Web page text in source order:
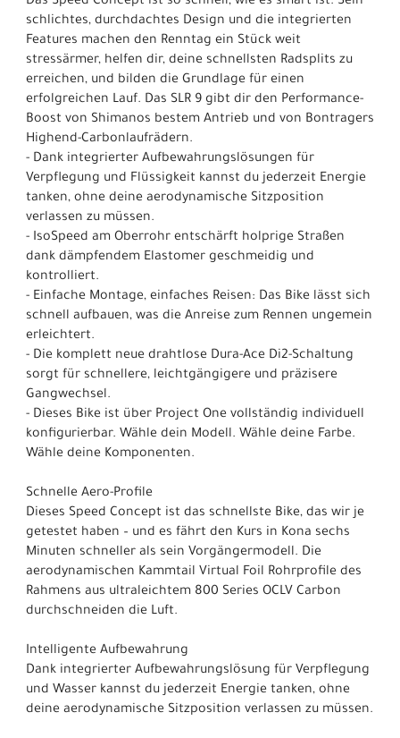
schlichtes, durchdachtes Design und die integrierten
Features machen den Renntag ein Stück weit
stressärmer, helfen dir, deine schnellsten Radsplits zu
erreichen, und bilden die Grundlage für einen
erfolgreichen Lauf. Das SLR 9 gibt dir den Performance-
Boost von Shimanos bestem Antrieb und von Bontragers
Highend-Carbonlaufrädern.
- Dank integrierter Aufbewahrungslösungen für
Verpflegung und Flüssigkeit kannst du jederzeit Energie
tanken, ohne deine aerodynamische Sitzposition
verlassen zu müssen.
- IsoSpeed am Oberrohr entschärft holprige Straßen
dank dämpfendem Elastomer geschmeidig und
kontrolliert.
- Einfache Montage, einfaches Reisen: Das Bike lässt sich
schnell aufbauen, was die Anreise zum Rennen ungemein
erleichtert.
- Die komplett neue drahtlose Dura-Ace Di2-Schaltung
sorgt für schnellere, leichtgängigere und präzisere
Gangwechsel.
- Dieses Bike ist über Project One vollständig individuell
konfigurierbar. Wähle dein Modell. Wähle deine Farbe.
Wähle deine Komponenten.
Schnelle Aero-Profile
Dieses Speed Concept ist das schnellste Bike, das wir je
getestet haben – und es fährt den Kurs in Kona sechs
Minuten schneller als sein Vorgängermodell. Die
aerodynamischen Kammtail Virtual Foil Rohrprofile des
Rahmens aus ultraleichtem 800 Series OCLV Carbon
durchschneiden die Luft.
Intelligente Aufbewahrung
Dank integrierter Aufbewahrungslösung für Verpflegung
und Wasser kannst du jederzeit Energie tanken, ohne
deine aerodynamische Sitzposition verlassen zu müssen.